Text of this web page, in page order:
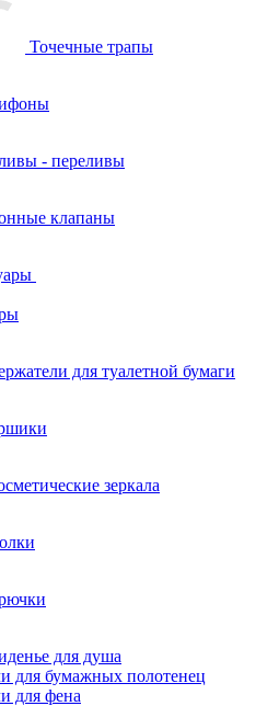
Точечные трапы
- переливы
клапаны
для туалетной бумаги
зеркала
для душа
для бумажных полотенец
для фена